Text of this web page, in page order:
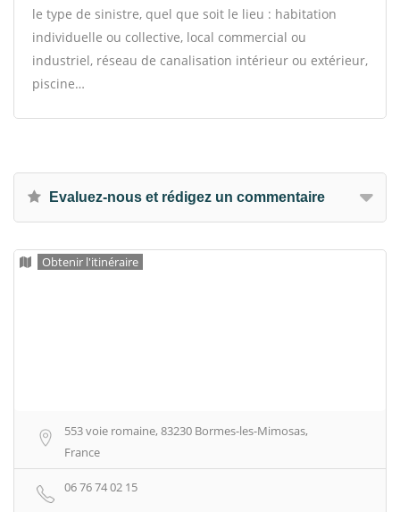
le type de sinistre, quel que soit le lieu : habitation
individuelle ou collective, local commercial ou
industriel, réseau de canalisation intérieur ou extérieur,
piscine…
Evaluez-nous et rédigez un commentaire
Obtenir l'itinéraire
553 voie romaine, 83230 Bormes-les-Mimosas,
France
06 76 74 02 15